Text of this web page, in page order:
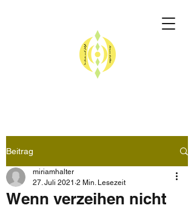
Beitrag
Wenn verzeihen nicht
miriamhalter
27. Juli 2021 2 Min. Lesezeit